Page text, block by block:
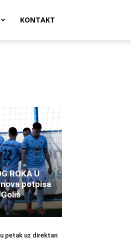
KONTAKT
ROKA U
nova potpisa
petak uz direktan